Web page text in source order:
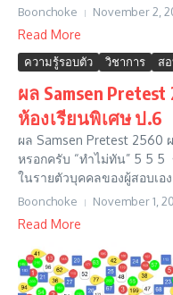
Boonchoke November 2,
Read More
ความรู้รอบตัว วิชาการ ส
ผล Samsen
ห้องเรียนพิเศษ ป.6
ผล Samsen Pretest 2560
หรอกครับ “ทำไม่ทัน” 5 5
ในรายตัวบุคคลของผู้สอบเอ
Boonchoke November 1,
Read More